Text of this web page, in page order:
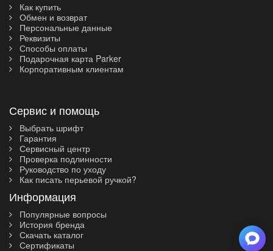
Как купить
Обмен и возврат
Персональные данные
Реквизиты
Способы оплаты
Подарочная карта Parker
Корпоративным клиентам
Сервис и помощь
Выбрать шрифт
Гарантия
Сервисный центр
Проверка подлинности
Руководство по уходу
Как писать перьевой ручкой?
Информация
Популярные вопросы
История бренда
Скачать каталог
Сертификаты